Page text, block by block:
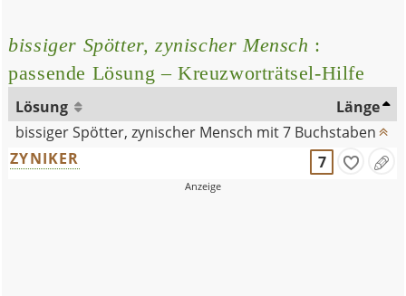
bissiger Spötter, zynischer Mensch :
passende Lösung – Kreuzworträtsel-Hilfe
Lösung
Länge
bissiger Spötter, zynischer Mensch mit 7 Buchstaben
ZYNIKER
7